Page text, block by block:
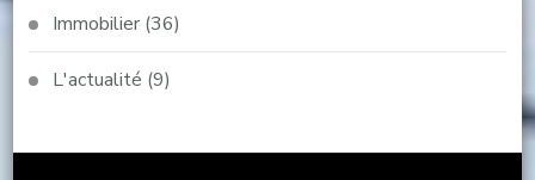
Immobilier(36)
L'actualité (9)